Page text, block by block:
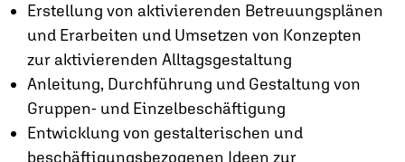
Erstellung von aktivierenden Betreuungsplänen
und Erarbeiten und Umsetzen von Konzepten
zur aktivierenden Alltagsgestaltung
Anleitung, Durchführung und Gestaltung von
Gruppen- und Einzelbeschäftigung
Entwicklung von gestalterischen und
beschäftigungsbezogenen Ideen zur